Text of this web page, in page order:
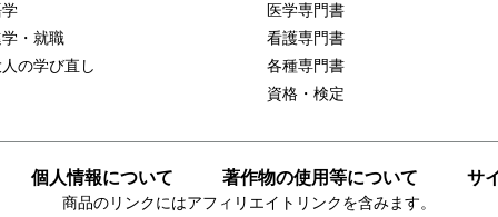
・就職
の学び直し
医学専門書
看護専門書
各種専門書
資格・検定
個人情報について 著作物の使用等について サ
商品のリンクにはアフィリエイトリンクを含みます。